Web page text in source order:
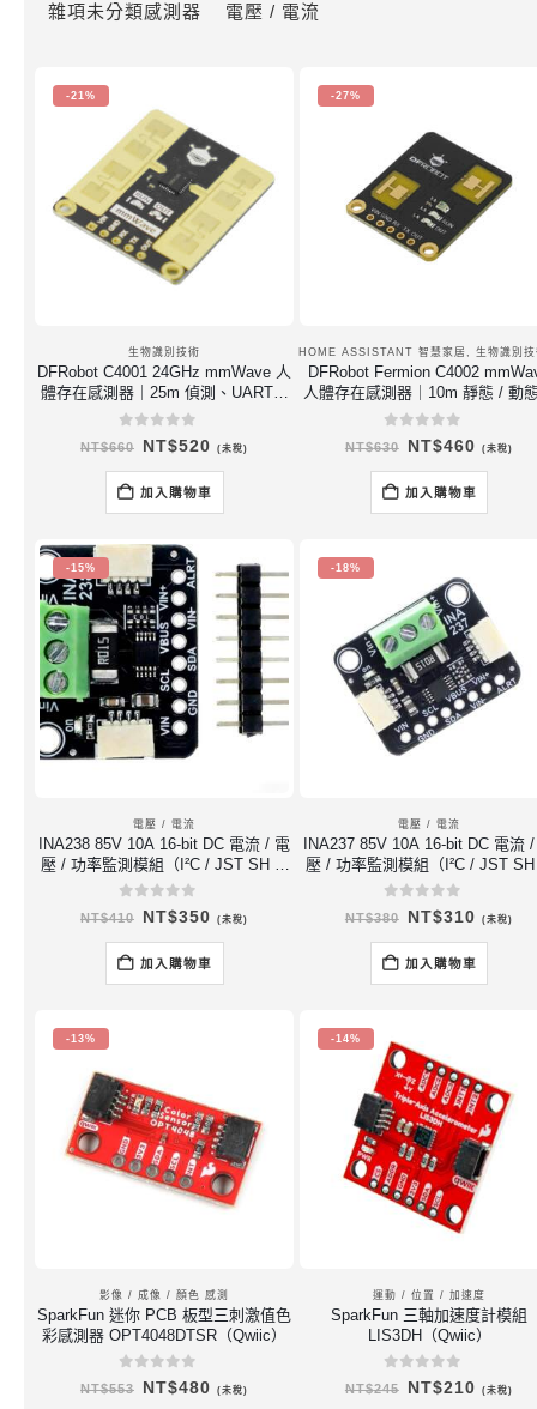
雜項未分類感測器
電壓 / 電流
-21%
生物識別技術
DFRobot C4001 24GHz mmWave 人
體存在感測器｜25m 偵測、UART、
Arduino / ESPHome
out of 5
NT$660
原
價
格：
NT$660。
NT$520 目
價
格：
NT$520。
(未稅)
加入購物車
-27%
HOME ASSISTANT 智慧家居,生物識別
DFRobot Fermion C4002
人體存在感測器｜10m 靜態 / 動
測、Home Assistant
out of 5
NT$630
原
價
格：
NT$630。
NT$460 目
價
格：
(未稅)
加入購物車
-15%
電壓 / 電流
INA238 85V 10A 16-bit DC 電流 / 電
壓 / 功率監測模組（I²C / JST SH 4-
pin）
out of 5
NT$410
原
價
格：
NT$410。
NT$350 目
價
格：
NT$350。
(未稅)
加入購物車
-18%
電壓 / 電流
INA237 85V 10A 16-bit DC 電流
壓 / 功率監測模組（I²C / JST
pin）
out of 5
NT$380
原
價
格：
NT$380。
NT$310 目
價
格：
(未稅)
加入購物車
-13%
影像 / 成像 / 顏色 感測
SparkFun 迷你 PCB 板型三刺激值色
彩感測器 OPT4048DTSR（Qwiic）
out of 5
NT$553
原
NT$480 目
(未稅)
-14%
運動 / 位置 / 加速度
SparkFun 三軸加速度計模組
LIS3DH（Qwiic）
out of 5
NT$245
原
NT$210 目
(未稅)